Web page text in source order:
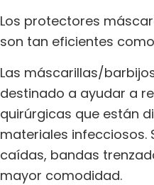
Los protectores
son tan eficientes
Las máscarillas/
destinado a ayudar a
quirúrgicas que están
materiales infecciosos.
caídas, bandas
mayor comodidad.